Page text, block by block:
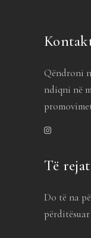
Qëndroni
ndiqni në
Të
Do të na